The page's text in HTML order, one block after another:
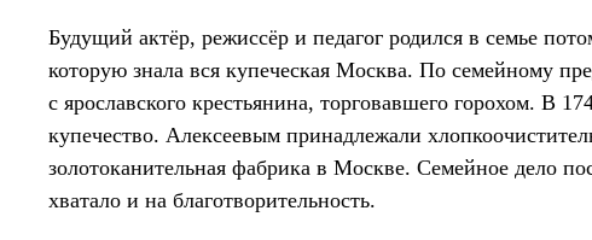
Будущий актёр, режиссёр и педагог родился в семье
которую знала вся купеческая Москва. По семейному
с ярославского крестьянина, торговавшего горохом. В
купечество. Алексеевым принадлежали
золотоканительная фабрика в Москве. Семейное дело
хватало и на благотворительность.